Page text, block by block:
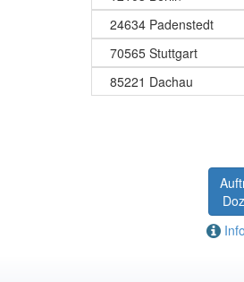
24634 Padenstedt
70565 Stuttgart
85221 Dachau